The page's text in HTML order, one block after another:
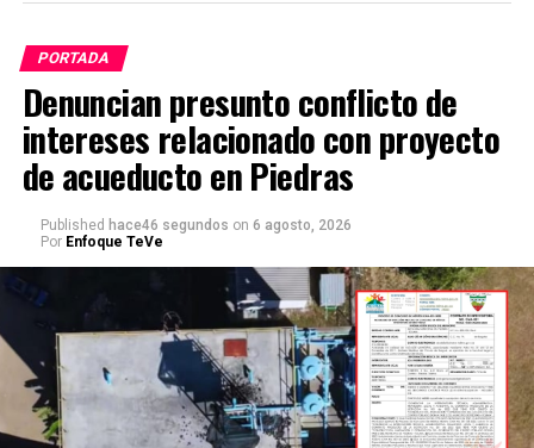
PORTADA
Denuncian presunto conflicto de
intereses relacionado con proyecto
de acueducto en Piedras
Published hace46 segundos on 6 agosto, 2026
Por Enfoque TeVe